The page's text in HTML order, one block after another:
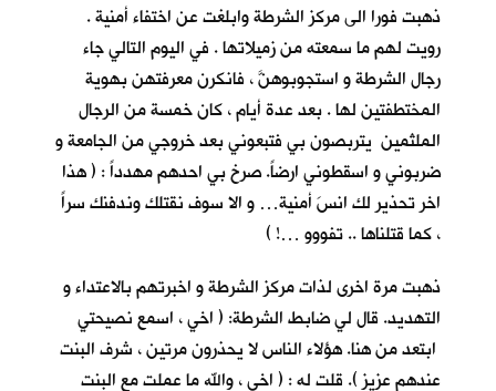
ذهبت فورا الى مركز الشرطة وابلغت عن اختفاء أمنية .
رويت لهم ما سمعته من زميلاتها . في اليوم التالي جاء
رجال الشرطة و استجوبوهنَّ ، فانكرن معرفتهن بهوية
المختطفتين لها . بعد عدة أيام ، كان خمسة من الرجال
الملثمين يتربصون بي فتبعوني بعد خروجي من الجامعة و
ضربوني و اسقطوني ارضاً. صرخ بي احدهم مهدداً : ( هذا
اخر تحذير لك انسَ أمنية… و الا سوف نقتلك وندفنك سراً
، كما قتلناها .. تفووو …! )
ذهبت مرة اخرى لذات مركز الشرطة و اخبرتهم بالاعتداء و
التهديد. قال لي ضابط الشرطة: ( اخي ، اسمع نصيحتي
ابتعد من هنا. هؤلاء الناس لا يحذرون مرتين ، شرف البنت
عندهم عزيز ). قلت له : ( اخي ، والله ما عملت مع البنت